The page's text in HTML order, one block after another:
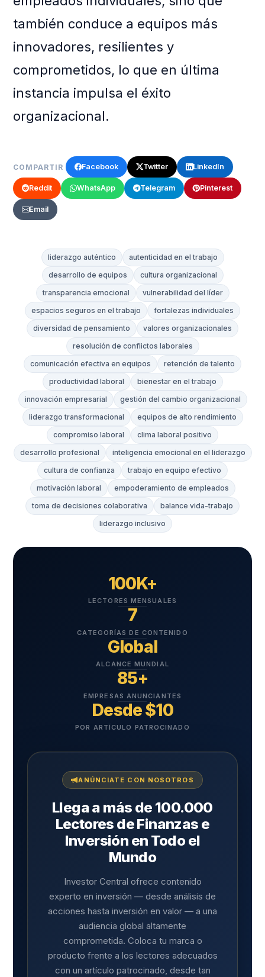
también conduce a equipos más
innovadores, resilientes y
comprometidos, lo que en última
instancia impulsa el éxito
organizacional.
COMPARTIR Facebook Twitter LinkedIn
Reddit WhatsApp Telegram Pinterest
Email
liderazgo auténtico
autenticidad en el trabajo
desarrollo de equipos
cultura organizacional
transparencia emocional
vulnerabilidad del líder
espacios seguros en el trabajo
fortalezas individuales
diversidad de pensamiento
valores organizacionales
resolución de conflictos laborales
comunicación efectiva en equipos
retención de talento
productividad laboral
bienestar en el trabajo
innovación empresarial
gestión del cambio organizacional
liderazgo transformacional
equipos de alto rendimiento
compromiso laboral
clima laboral positivo
desarrollo profesional
inteligencia emocional en el liderazgo
cultura de confianza
trabajo en equipo efectivo
motivación laboral
empoderamiento de empleados
toma de decisiones colaborativa
balance vida-trabajo
liderazgo inclusivo
100K+
LECTORES MENSUALES
7
CATEGORÍAS DE CONTENIDO
Global
ALCANCE MUNDIAL
85+
EMPRESAS ANUNCIANTES
Desde $10
POR ARTÍCULO PATROCINADO
ANÚNCIATE CON NOSOTROS
Llega a más de 100.000
Lectores de Finanzas e
Inversión en Todo el
Mundo
Investor Central ofrece contenido
experto en inversión — desde análisis de
acciones hasta inversión en valor — a una
audiencia global altamente
comprometida. Coloca tu marca o
producto frente a los lectores adecuados
con un artículo patrocinado, desde tan